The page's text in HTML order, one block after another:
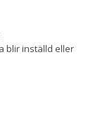
blir inställd eller